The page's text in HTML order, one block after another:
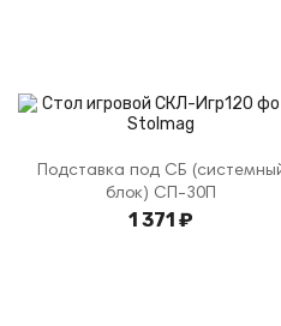
Подставка под СБ
блок) СП-30П
1 371 ₽